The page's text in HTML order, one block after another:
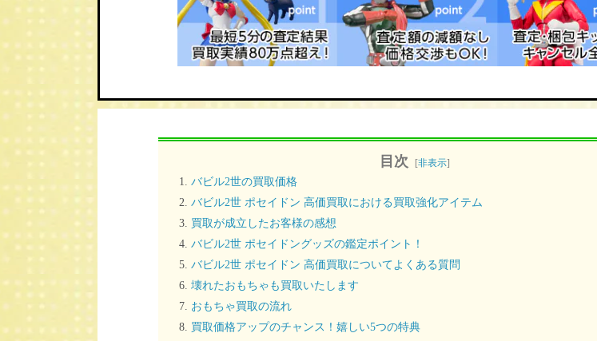
目次 [非表示]
バビル2世の買取価格
バビル2世 ポセイドン 高価買取における買取強化アイテム
買取が成立したお客様の感想
バビル2世 ポセイドングッズの鑑定ポイント！
バビル2世 ポセイドン 高価買取についてよくある質問
壊れたおもちゃも買取いたします
おもちゃ買取の流れ
買取価格アップのチャンス！嬉しい5つの特典